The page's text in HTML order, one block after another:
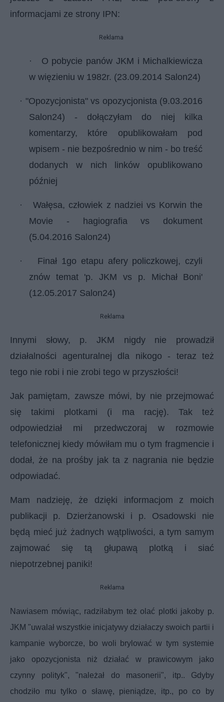
informacjami ze strony IPN:
Reklama
·
O pobycie panów JKM i Michalkiewicza
w więzieniu w 1982r. (23.09.2014 Salon24)
· "Opozycjonista" vs opozycjonista (9.03.2016
Salon24) - dołączyłam do niej kilka
komentarzy, które opublikowałam pod
wpisem - nie bezpośrednio w nim - bo treść
dodanych w nich linków opublikowano
później
·
Wałęsa, człowiek z nadziei vs Korwin the
Movie - hagiografia vs dokument
(5.04.2016 Salon24)
·
Finał 1go etapu afery policzkowej, czyli
znów temat 'p. JKM vs p. Michał Boni'
(12.05.2017 Salon24)
Reklama
Innymi słowy, p. JKM nigdy nie prowadził
działalności agenturalnej dla nikogo - teraz też
tego nie robi i nie zrobi tego w przyszłości!
Jak pamiętam, zawsze mówi, by nie przejmować
się takimi plotkami (i ma rację). Tak też
odpowiedział mi przedwczoraj w rozmowie
telefonicznej kiedy mówiłam mu o tym fragmencie i
dodał, że na prośby jak ta z nagrania nie będzie
odpowiadać.
Mam nadzieję, że dzięki informacjom z moich
publikacji p. Dzierżanowski i p. Osadowski nie
będą mieć już żadnych wątpliwości, a tym samym
zajmować się tą głupawą plotką i siać
niepotrzebnej paniki!
Reklama
Nawiasem mówiąc, radziłabym też olać plotki jakoby p.
JKM "uwalał wszystkie inicjatywy działaczy swoich partii i
kampanie wyborcze, bo woli brylować w tym systemie
jako opozycjonista niż działać w prawicowym jako
czynny polityk", "należał do masonerii", itp.. Gdyby
chodziło mu tylko o sławę, pieniądze, itp., po co by